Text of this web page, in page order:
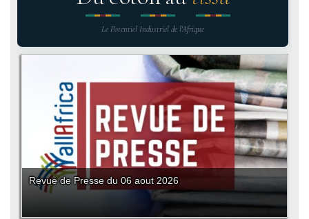
Le Potentiel Industriel de l'Afrique
Revue de Presse du 06 aout 2026